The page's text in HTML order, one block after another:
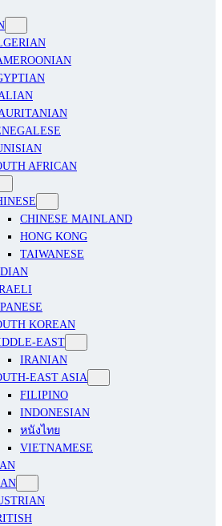
AFRICAN
CHINESE MAINLAND
HONG KONG
TAIWANESE
KOREAN
EAST
IRANIAN
EAST ASIA
FILIPINO
INDONESIAN
หนังไทย
VIETNAMESE